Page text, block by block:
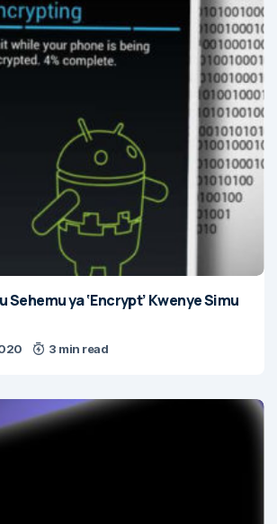
Sehemu ya ‘Encrypt’ Kwenye Simu
3 min read